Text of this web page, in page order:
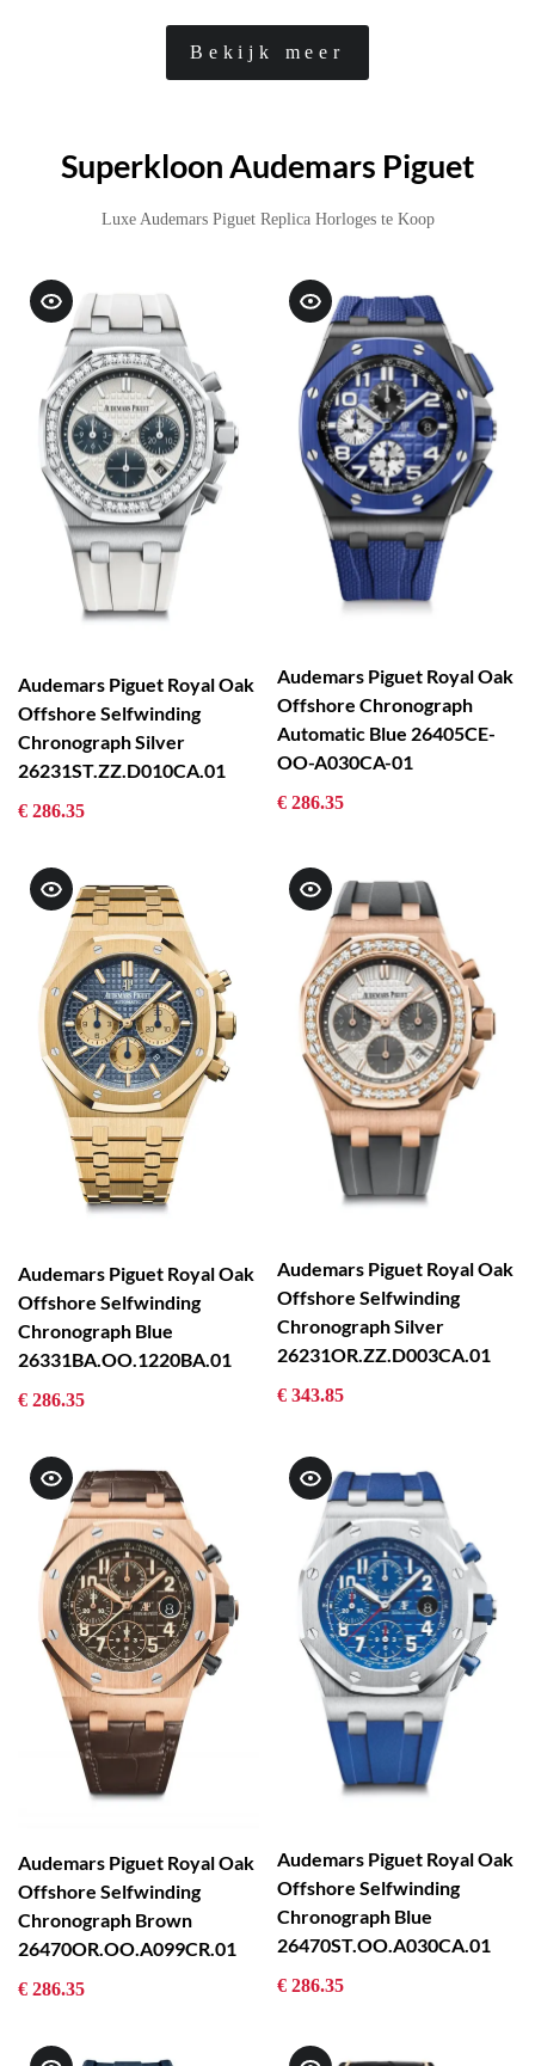
Bekijk meer
Superkloon Audemars Piguet
Luxe Audemars Piguet Replica Horloges te Koop
Audemars Piguet Royal Oak
Offshore Selfwinding
Chronograph Silver
26231ST.ZZ.D010CA.01
€ 286.35
Audemars Piguet Royal Oak
Offshore Chronograph
Automatic Blue 26405CE-
OO-A030CA-01
€ 286.35
Audemars Piguet Royal Oak
Offshore Selfwinding
Chronograph Blue
26331BA.OO.1220BA.01
€ 286.35
Audemars Piguet Royal Oak
Offshore Selfwinding
Chronograph Silver
26231OR.ZZ.D003CA.01
€ 343.85
Audemars Piguet Royal Oak
Offshore Selfwinding
Chronograph Brown
26470OR.OO.A099CR.01
€ 286.35
Audemars Piguet Royal Oak
Offshore Selfwinding
Chronograph Blue
26470ST.OO.A030CA.01
€ 286.35